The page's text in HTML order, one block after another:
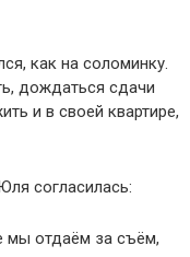
как на соломинку.
дождаться сдачи
и в своей квартире,
согласилась:
мы отдаём за съём,